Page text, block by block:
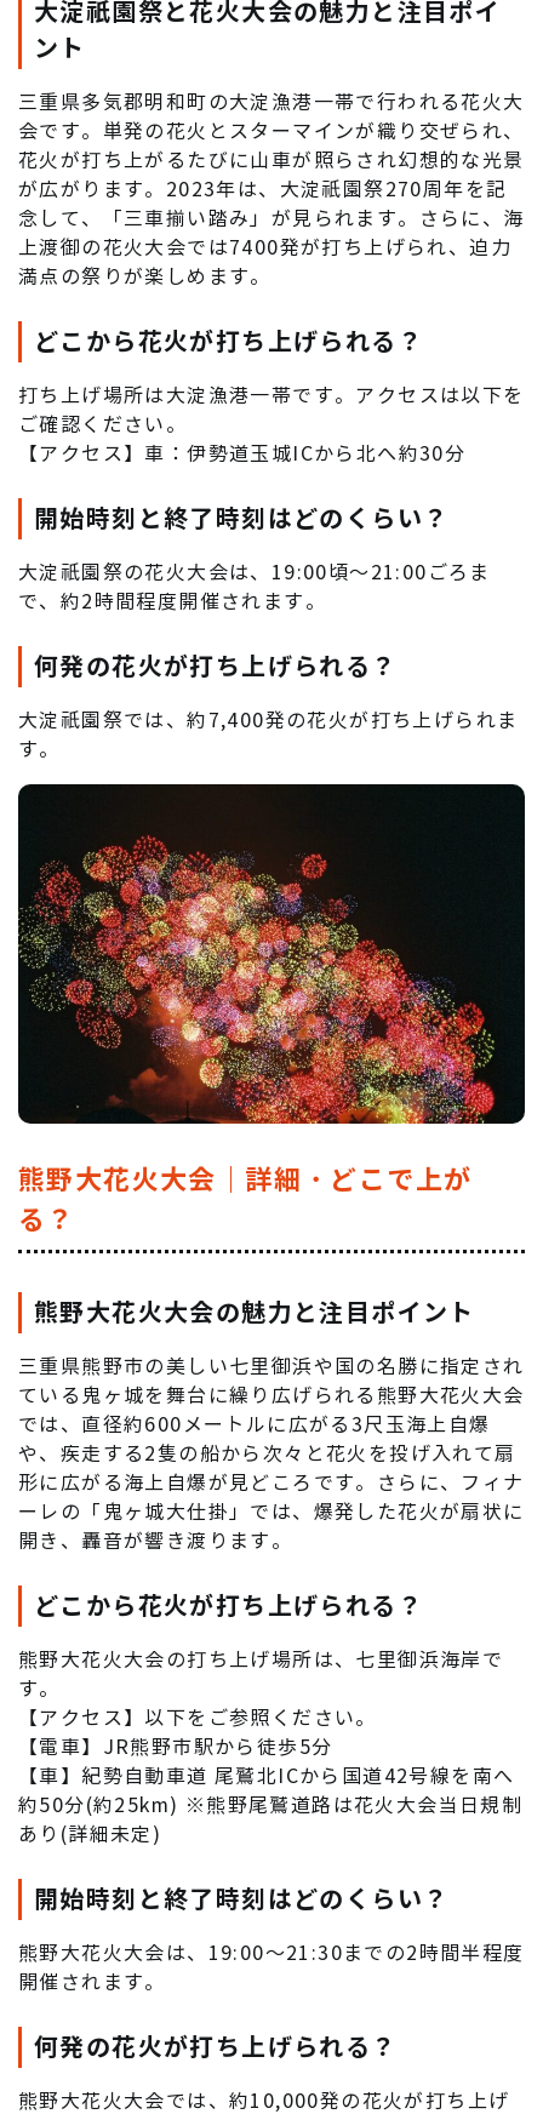
大淀祇園祭と花火大会の魅力と注目ポイ
ント
三重県多気郡明和町の大淀漁港一帯で行われる花火大
会です。単発の花火とスターマインが織り交ぜられ、
花火が打ち上がるたびに山車が照らされ幻想的な光景
が広がります。2023年は、大淀祇園祭270周年を記
念して、「三車揃い踏み」が見られます。さらに、海
上渡御の花火大会では7400発が打ち上げられ、迫力
満点の祭りが楽しめます。
どこから花火が打ち上げられる？
打ち上げ場所は大淀漁港一帯です。アクセスは以下を
ご確認ください。
【アクセス】車：伊勢道玉城ICから北へ約30分
開始時刻と終了時刻はどのくらい？
大淀祇園祭の花火大会は、19:00頃～21:00ごろま
で、約2時間程度開催されます。
何発の花火が打ち上げられる？
大淀祇園祭では、約7,400発の花火が打ち上げられま
す。
熊野大花火大会｜詳細・どこで上が
る？
熊野大花火大会の魅力と注目ポイント
三重県熊野市の美しい七里御浜や国の名勝に指定され
ている鬼ヶ城を舞台に繰り広げられる熊野大花火大会
では、直径約600メートルに広がる3尺玉海上自爆
や、疾走する2隻の船から次々と花火を投げ入れて扇
形に広がる海上自爆が見どころです。さらに、フィナ
ーレの「鬼ヶ城大仕掛」では、爆発した花火が扇状に
開き、轟音が響き渡ります。
どこから花火が打ち上げられる？
熊野大花火大会の打ち上げ場所は、七里御浜海岸で
す。
【アクセス】以下をご参照ください。
【電車】JR熊野市駅から徒歩5分
【車】紀勢自動車道 尾鷲北ICから国道42号線を南へ
約50分(約25km) ※熊野尾鷲道路は花火大会当日規制
あり(詳細未定)
開始時刻と終了時刻はどのくらい？
熊野大花火大会は、19:00～21:30までの2時間半程度
開催されます。
何発の花火が打ち上げられる？
熊野大花火大会では、約10,000発の花火が打ち上げ